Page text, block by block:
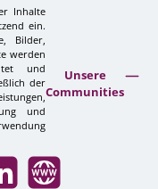
Inhalte
ein.
Bilder,
werden
und
der
und
Unsere
Communities
Website